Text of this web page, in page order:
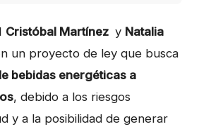
Cristóbal Martínez y Natalia
un proyecto de ley que busca
bebidas energéticas a
, debido a los riesgos
y a la posibilidad de generar